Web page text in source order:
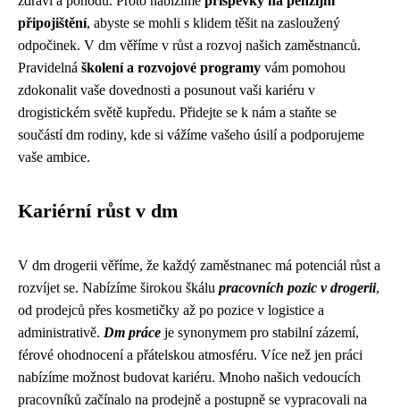
připojištění, abyste se mohli s klidem těšit na zasloužený
odpočinek. V dm věříme v růst a rozvoj našich zaměstnanců.
Pravidelná školení a rozvojové programy vám pomohou
zdokonalit vaše dovednosti a posunout vaši kariéru v
drogistickém světě kupředu. Přidejte se k nám a staňte se
součástí dm rodiny, kde si vážíme vašeho úsilí a podporujeme
vaše ambice.
Kariérní růst v dm
V dm drogerii věříme, že každý zaměstnanec má potenciál růst a
rozvíjet se. Nabízíme širokou škálu pracovních pozic v drogerii,
od prodejců přes kosmetičky až po pozice v logistice a
administrativě. Dm práce je synonymem pro stabilní zázemí,
férové ohodnocení a přátelskou atmosféru. Více než jen práci
nabízíme možnost budovat kariéru. Mnoho našich vedoucích
pracovníků začínalo na prodejně a postupně se vypracovali na